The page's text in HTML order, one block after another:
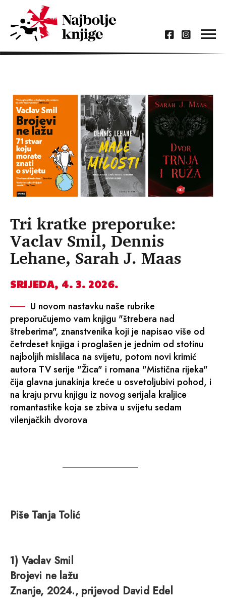
Tri kratke preporuke:
Vaclav Smil, Dennis
Lehane, Sarah J. Maas
SRIJEDA, 4. 3. 2026.
U novom nastavku naše rubrike
preporučujemo vam knjigu "štrebera nad
štreberima", znanstvenika koji je napisao više od
četrdeset knjiga i proglašen je jednim od stotinu
najboljih mislilaca na svijetu, potom novi krimić
autora TV serije "Žica" i romana "Mistična rijeka"
čija glavna junakinja kreće u osvetoljubivi pohod, i
na kraju prvu knjigu iz novog serijala kraljice
romantastike koja se zbiva u svijetu sedam
vilenjačkih dvorova
Piše Tanja Tolić
1) Vaclav Smil
Brojevi ne lažu
Znanje, 2024., prijevod David Edel